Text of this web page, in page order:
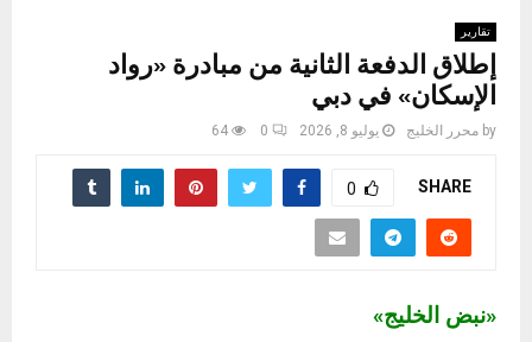
تقارير
إطلاق الدفعة الثانية من مبادرة «رواد
الإسكان» في دبي
by محرر الخليج يوليو 8, 2026 0
64
SHARE
0
«نبض الخليج»